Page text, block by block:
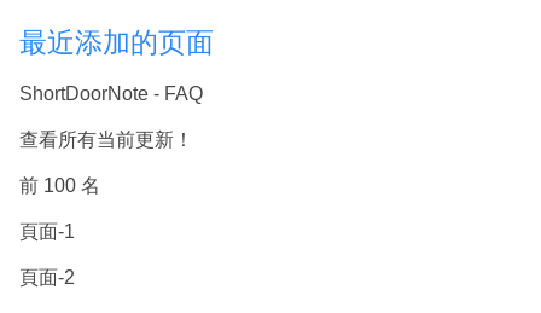
最近添加的页面
ShortDoorNote - FAQ
查看所有当前更新！
前 100 名
頁面-1
頁面-2